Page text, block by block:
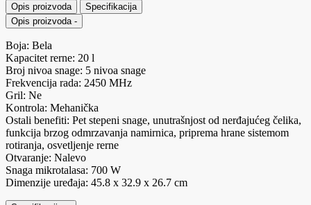
Opis proizvoda
Specifikacija
Opis proizvoda -
Boja: Bela
Kapacitet rerne: 20 l
Broj nivoa snage: 5 nivoa snage
Frekvencija rada: 2450 MHz
Gril: Ne
Kontrola: Mehanička
Ostali benefiti: Pet stepeni snage, unutrašnjost od nerđajućeg čelika,
funkcija brzog odmrzavanja namirnica, priprema hrane sistemom
rotiranja, osvetljenje rerne
Otvaranje: Nalevo
Snaga mikrotalasa: 700 W
Dimenzije uređaja: 45.8 x 32.9 x 26.7 cm